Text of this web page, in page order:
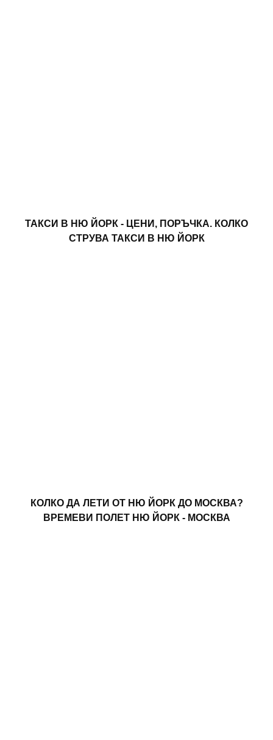
ТАКСИ В НЮ ЙОРК - ЦЕНИ, ПОРЪЧКА. КОЛКО
СТРУВА ТАКСИ В НЮ ЙОРК
КОЛКО ДА ЛЕТИ ОТ НЮ ЙОРК ДО МОСКВА?
ВРЕМЕВИ ПОЛЕТ НЮ ЙОРК - МОСКВА